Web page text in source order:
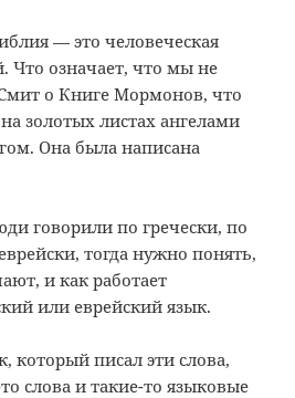
— это человеческая
Что означает, что мы не
о Книге Мормонов, что
золотых листах ангелами
Она была написана
говорили по гречески, по
тогда нужно понять,
и как работает
или еврейский язык.
который писал эти слова,
слова и такие-то языковые